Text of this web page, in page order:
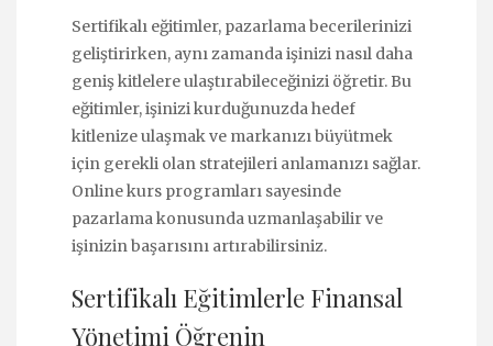
Sertifikalı eğitimler, pazarlama becerilerinizi
geliştirirken, aynı zamanda işinizi nasıl daha
geniş kitlelere ulaştırabileceğinizi öğretir. Bu
eğitimler, işinizi kurduğunuzda hedef
kitlenize ulaşmak ve markanızı büyütmek
için gerekli olan stratejileri anlamanızı sağlar.
Online kurs programları sayesinde
pazarlama konusunda uzmanlaşabilir ve
işinizin başarısını artırabilirsiniz.
Sertifikalı Eğitimlerle Finansal
Yönetimi Öğrenin